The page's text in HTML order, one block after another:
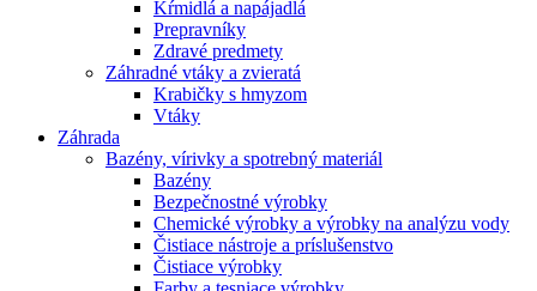
Kŕmidlá a napájadlá
Prepravníky
Zdravé predmety
Záhradné vtáky a zvieratá
Krabičky s hmyzom
Vtáky
Záhrada
Bazény, vírivky a spotrebný materiál
Bazény
Bezpečnostné výrobky
Chemické výrobky a výrobky na analýzu vody
Čistiace nástroje a príslušenstvo
Čistiace výrobky